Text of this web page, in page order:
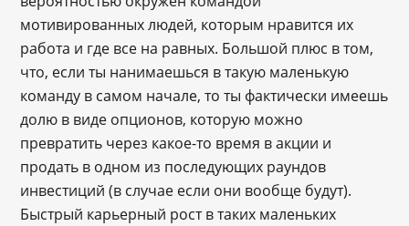
мотивированных людей, которым нравится их
работа и где все на равных. Большой плюс в том,
что, если ты нанимаешься в такую маленькую
команду в самом начале, то ты фактически имеешь
долю в виде опционов, которую можно
превратить через какое-то время в акции и
продать в одном из последующих раундов
инвестиций (в случае если они вообще будут).
Быстрый карьерный рост в таких маленьких